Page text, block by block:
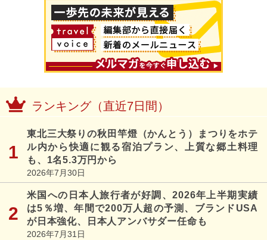
ランキング（直近7日間）
東北三大祭りの秋田竿燈（かんとう）まつりをホテ
ル内から快適に観る宿泊プラン、上質な郷土料理
も、1名5.3万円から
2026年7月30日
米国への日本人旅行者が好調、2026年上半期実績
は5％増、年間で200万人超の予測、ブランドUSA
が日本強化、日本人アンバサダー任命も
2026年7月31日